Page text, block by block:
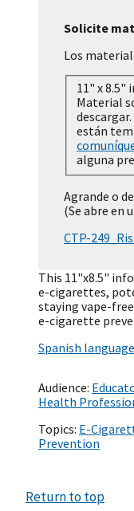
Solicite
Los
11" x 8.5"
Material
están
alguna
Agrande o
(Se abre en
CTP-
This 11"x8.5"
e-cigarettes,
staying vape-
e-cigarette
Spanish
Audience:
Health
Topics: E-
Prevention
Return to top